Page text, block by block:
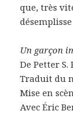
que, très
Un garçon
De Petter S.
Traduit du
Mise en
Avec Éric